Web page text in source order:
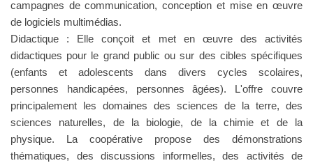
campagnes de communication, conception et mise en œuvre
de logiciels multimédias.
Didactique : Elle conçoit et met en œuvre des activités
didactiques pour le grand public ou sur des cibles spécifiques
(enfants et adolescents dans divers cycles scolaires,
personnes handicapées, personnes âgées). L'offre couvre
principalement les domaines des sciences de la terre, des
sciences naturelles, de la biologie, de la chimie et de la
physique. La coopérative propose des démonstrations
thématiques, des discussions informelles, des activités de